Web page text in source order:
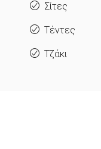
Σίτες
Τέντες
Τζάκι